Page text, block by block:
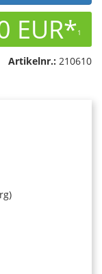
EUR*1
Artikelnr.: 210610